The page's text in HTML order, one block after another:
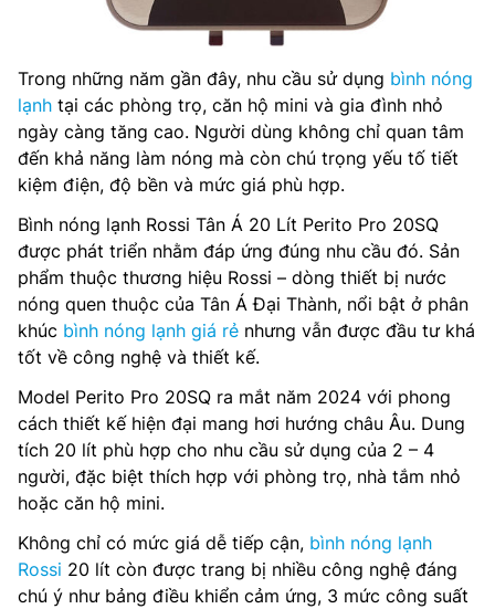
Trong những năm gần đây, nhu cầu sử dụng bình nóng
lạnh tại các phòng trọ, căn hộ mini và gia đình nhỏ
ngày càng tăng cao. Người dùng không chỉ quan tâm
đến khả năng làm nóng mà còn chú trọng yếu tố tiết
kiệm điện, độ bền và mức giá phù hợp.
Bình nóng lạnh Rossi Tân Á 20 Lít Perito Pro 20SQ
được phát triển nhằm đáp ứng đúng nhu cầu đó. Sản
phẩm thuộc thương hiệu Rossi – dòng thiết bị nước
nóng quen thuộc của Tân Á Đại Thành, nổi bật ở phân
khúc bình nóng lạnh giá rẻ nhưng vẫn được đầu tư khá
tốt về công nghệ và thiết kế.
Model Perito Pro 20SQ ra mắt năm 2024 với phong
cách thiết kế hiện đại mang hơi hướng châu Âu. Dung
tích 20 lít phù hợp cho nhu cầu sử dụng của 2 – 4
người, đặc biệt thích hợp với phòng trọ, nhà tắm nhỏ
hoặc căn hộ mini.
Không chỉ có mức giá dễ tiếp cận, bình nóng lạnh
Rossi 20 lít còn được trang bị nhiều công nghệ đáng
chú ý như bảng điều khiển cảm ứng, 3 mức công suất